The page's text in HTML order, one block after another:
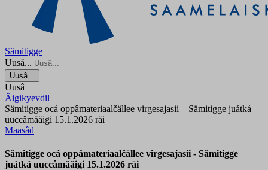
Sämitigge
Uusâ...
Uusâ...
Uusâ
Äigikyevdil
Sämitigge ocá oppâmateriaalčällee virgesajasii – Sämitigge juátká
uuccâmääigi 15.1.2026 räi
Maasâd
Sämitigge ocá oppâmateriaalčällee virgesajasii - Sämitigge
juátká uuccâmääigi 15.1.2026 räi